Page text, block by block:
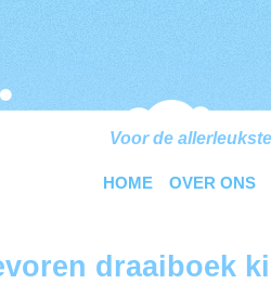
HOME OVER ONS
Voor de
draaiboek